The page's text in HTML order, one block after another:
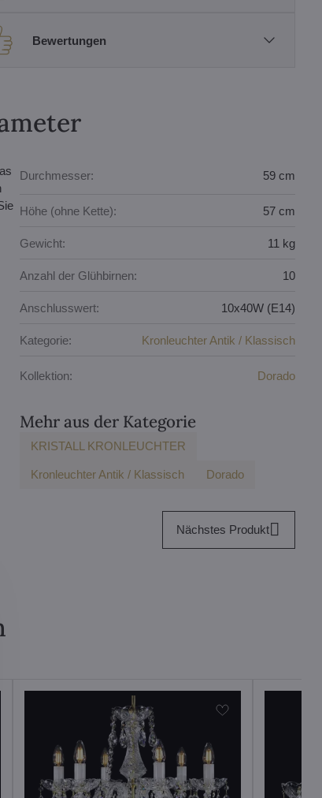
Bewertungen
Durchmesser: 59 cm
Höhe (ohne Kette): 57 cm
Gewicht: 11 kg
Anzahl der Glühbirnen: 10
Anschlusswert: 10x40W (E14)
Kategorie: Kronleuchter Antik / Klassisch
Kollektion: Dorado
Mehr aus der Kategorie
KRISTALL KRONLEUCHTER
Kronleuchter Antik / Klassisch Dorado
Nächstes Produkt